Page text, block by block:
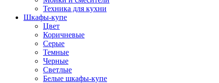
Техника для кухни
Шкафы-купе
Цвет
Коричневые
Серые
Темные
Черные
Светлые
Белые шкафы-купе